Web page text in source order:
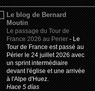
Le blog de Bernard
Moutin
Le passage du Tour de
France 2026 au Perier-Le
Tour de France est passé au
Périer le 24 juillet 2026 avec
un sprint intermédiaire
devant l'église et une arrivée
à l'Alpe d'Huez.
Hace 5 días